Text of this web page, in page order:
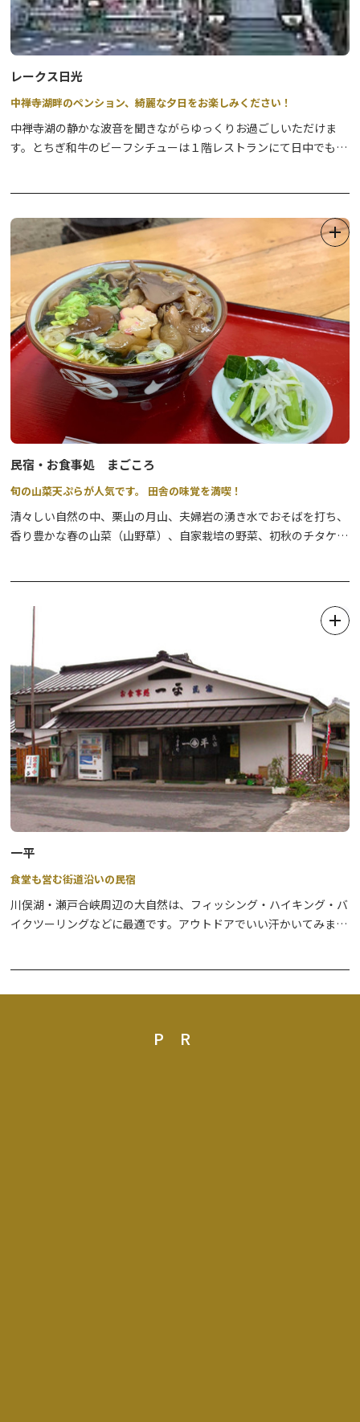
レークス日光
中禅寺湖畔のペンション、綺麗な夕日をお楽しみください！
中禅寺湖の静かな波音を聞きながらゆっくりお過ごしいただけま
す。とちぎ和牛のビーフシチューは１階レストランにて日中でも食
民宿・お食事処 まごころ
旬の山菜天ぷらが人気です。 田舎の味覚を満喫！
清々しい自然の中、栗山の月山、夫婦岩の湧き水でおそばを打ち、
香り豊かな春の山菜（山野草）、自家栽培の野菜、初秋のチタケ・
一平
食堂も営む街道沿いの民宿
川俣湖・瀬戸合峡周辺の大自然は、フィッシング・ハイキング・バ
イクツーリングなどに最適です。アウトドアでいい汗かいてみませ
PR